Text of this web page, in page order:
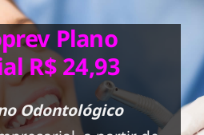
Plano
R$ 24,93
Odontológico